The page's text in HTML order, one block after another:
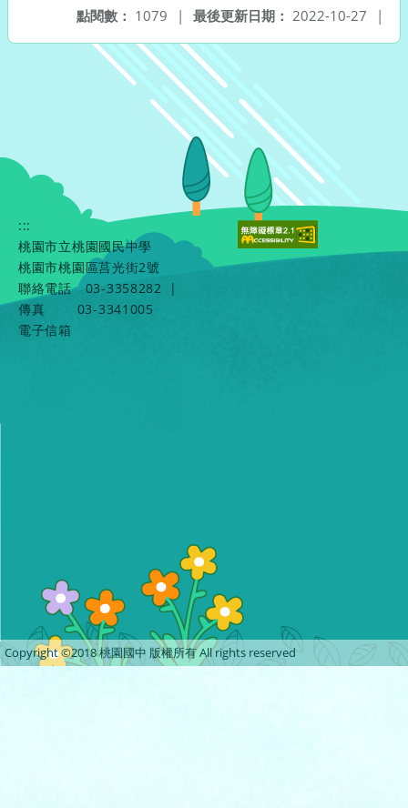
最後更新日期： 2022-10-27 |
點閱數： 1079 |
:::
桃園市立桃園國民中學
桃園市桃園區莒光街2號
聯絡電話
03-3358282
|
傳真
03-3341005
電子信箱
Copyright ©2018 桃園國中 版權所有 All rights reserved